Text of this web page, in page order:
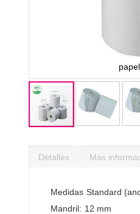
comienzo
galería
Detalles
Medidas Standard
Mandril: 12 mm
Más